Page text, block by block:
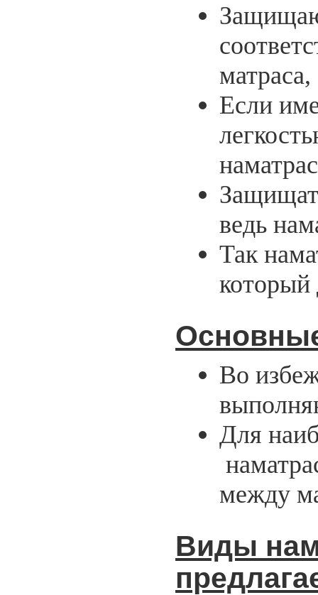
Защищаю
Если
ведь
Так
который
Во
Для
между
Виды